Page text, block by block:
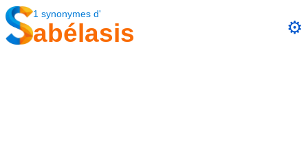
1 synonymes d'
abélasis ⚙️